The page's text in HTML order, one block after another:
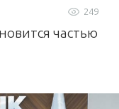
249
частью